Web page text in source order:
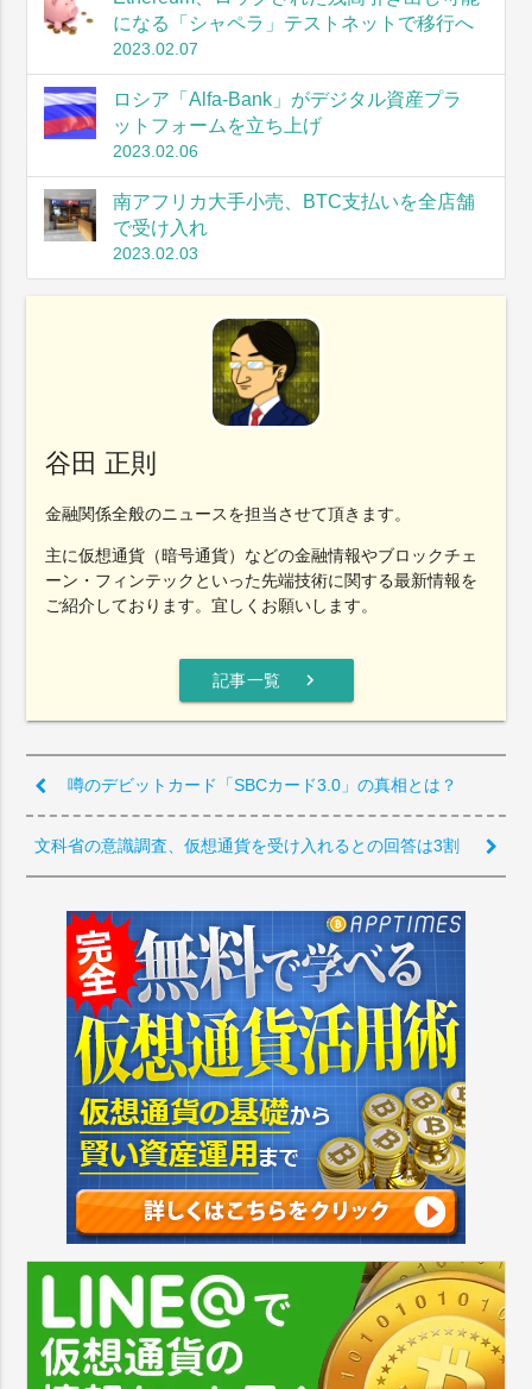
になる「シャペラ」テストネットで移行へ
2023.02.07
ロシア「Alfa-Bank」がデジタル資産プラ
ットフォームを立ち上げ
2023.02.06
南アフリカ大手小売、BTC支払いを全店舗
で受け入れ
2023.02.03
谷田 正則
金融関係全般のニュースを担当させて頂きます。
主に仮想通貨（暗号通貨）などの金融情報やブロックチェ
ーン・フィンテックといった先端技術に関する最新情報を
ご紹介しております。宜しくお願いします。
記事一覧 chevron_right
噂のデビットカード「SBCカード3.0」の真相とは？
文科省の意識調査、仮想通貨を受け入れるとの回答は3割